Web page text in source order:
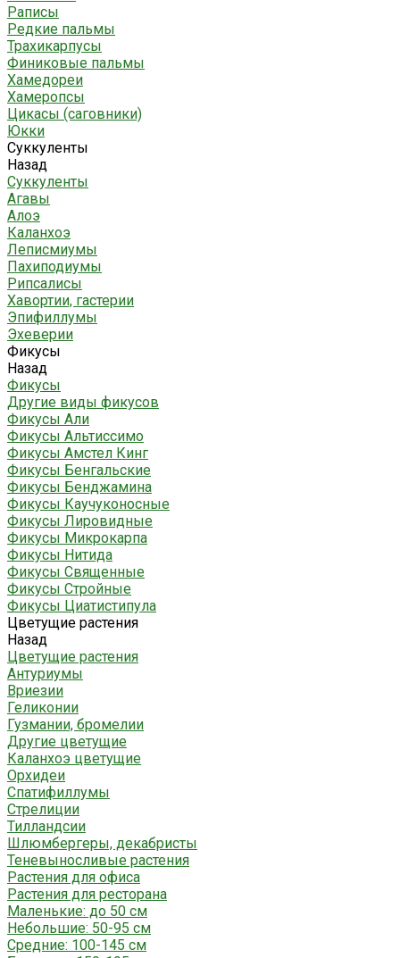
Раписы
Редкие пальмы
Трахикарпусы
Финиковые пальмы
Хамедореи
Хамеропсы
Цикасы (саговники)
Юкки
Суккуленты
Назад
Суккуленты
Агавы
Алоэ
Каланхоэ
Леписмиумы
Пахиподиумы
Рипсалисы
Хавортии, гастерии
Эпифиллумы
Эхеверии
Фикусы
Назад
Фикусы
Другие виды фикусов
Фикусы Али
Фикусы Альтиссимо
Фикусы Амстел Кинг
Фикусы Бенгальские
Фикусы Бенджамина
Фикусы Каучуконосные
Фикусы Лировидные
Фикусы Микрокарпа
Фикусы Нитида
Фикусы Священные
Фикусы Стройные
Фикусы Циатистипула
Цветущие растения
Назад
Цветущие растения
Антуриумы
Вриезии
Геликонии
Гузмании, бромелии
Другие цветущие
Каланхоэ цветущие
Орхидеи
Спатифиллумы
Стрелиции
Тилландсии
Шлюмбергеры, декабристы
Теневыносливые растения
Растения для офиса
Растения для ресторана
Маленькие: до 50 см
Небольшие: 50-95 см
Средние: 100-145 см